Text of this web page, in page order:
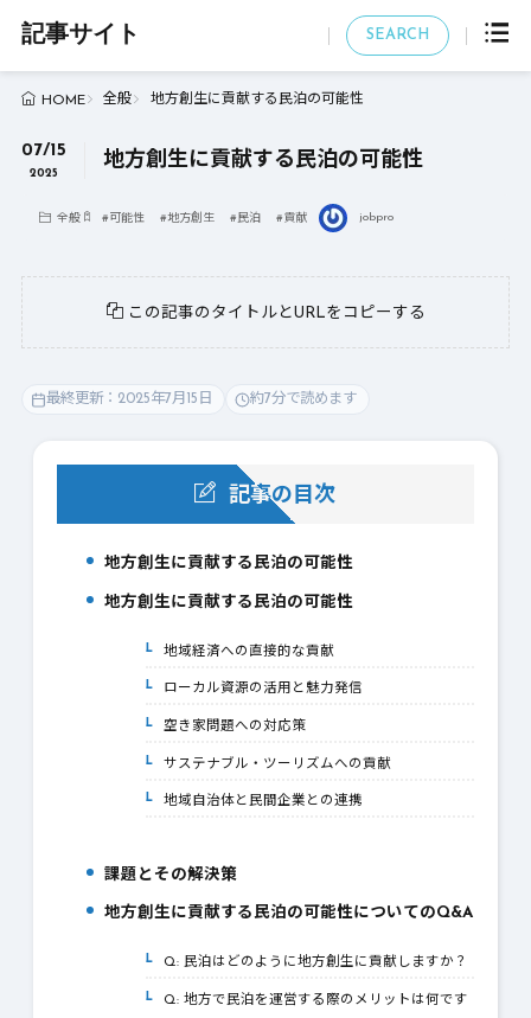
記事サイト SEARCH
HOME 全般 地方創生に貢献する民泊の可能性
07/15
2025
地方創生に貢献する民泊の可能性
全般 #可能性 #地方創生 # 民泊 #貢献 jobpro
この記事のタイトルとURLをコピーする
最終更新：2025年7月15日 約7分で読めます
記事の目次
地方創生に貢献する民泊の可能性
2.
地方創生に貢献する民泊の可能性
2-1.地域経済への直接的な貢献
2-2.ローカル資源の活用と魅力発信
2-3.空き家問題への対応策
2-4.サステナブル・ツーリズムへの貢献
2-5.地域自治体と民間企業との連携
3.
課題とその解決策
地方創生に貢献する民泊の可能性についてのQ&A
4-1.Q: 民泊はどのように地方創生に貢献しますか？
4-2.Q: 地方で民泊を運営する際のメリットは何です